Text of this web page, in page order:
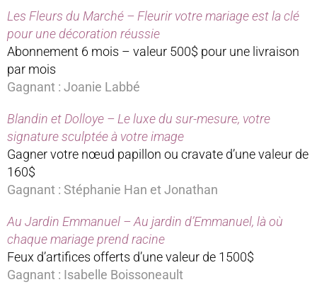
Les Fleurs du Marché – Fleurir votre mariage est la clé
pour une décoration réussie
Abonnement 6 mois – valeur 500$ pour une livraison
par mois
Gagnant : Joanie Labbé
Blandin et Dolloye – Le luxe du sur-mesure, votre
signature sculptée à votre image
Gagner votre nœud papillon ou cravate d’une valeur de
160$
Gagnant : Stéphanie Han et Jonathan
Au Jardin Emmanuel – Au jardin d’Emmanuel, là où
chaque mariage prend racine
Feux d’artifices offerts d’une valeur de 1500$
Gagnant : Isabelle Boissoneault